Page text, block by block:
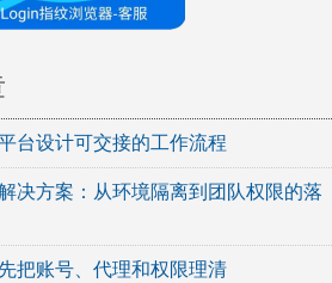
台设计可交接的工作流程
决方案：从环境隔离到团队权限的落
把账号、代理和权限理清